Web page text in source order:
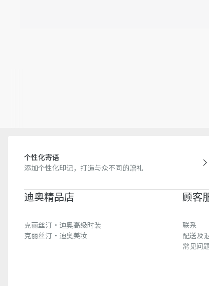
个性化寄语
添加个性化印记，打造与众不同的赠礼
迪奥精品店
克丽丝汀·迪奥高级时装
克丽丝汀·迪奥美妆
顾客
联系
配送及
常见问